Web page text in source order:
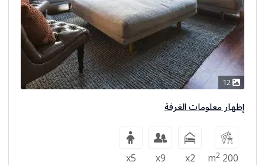
إظهار معلومات الغرفة
200 m
2
x2
x9
x5